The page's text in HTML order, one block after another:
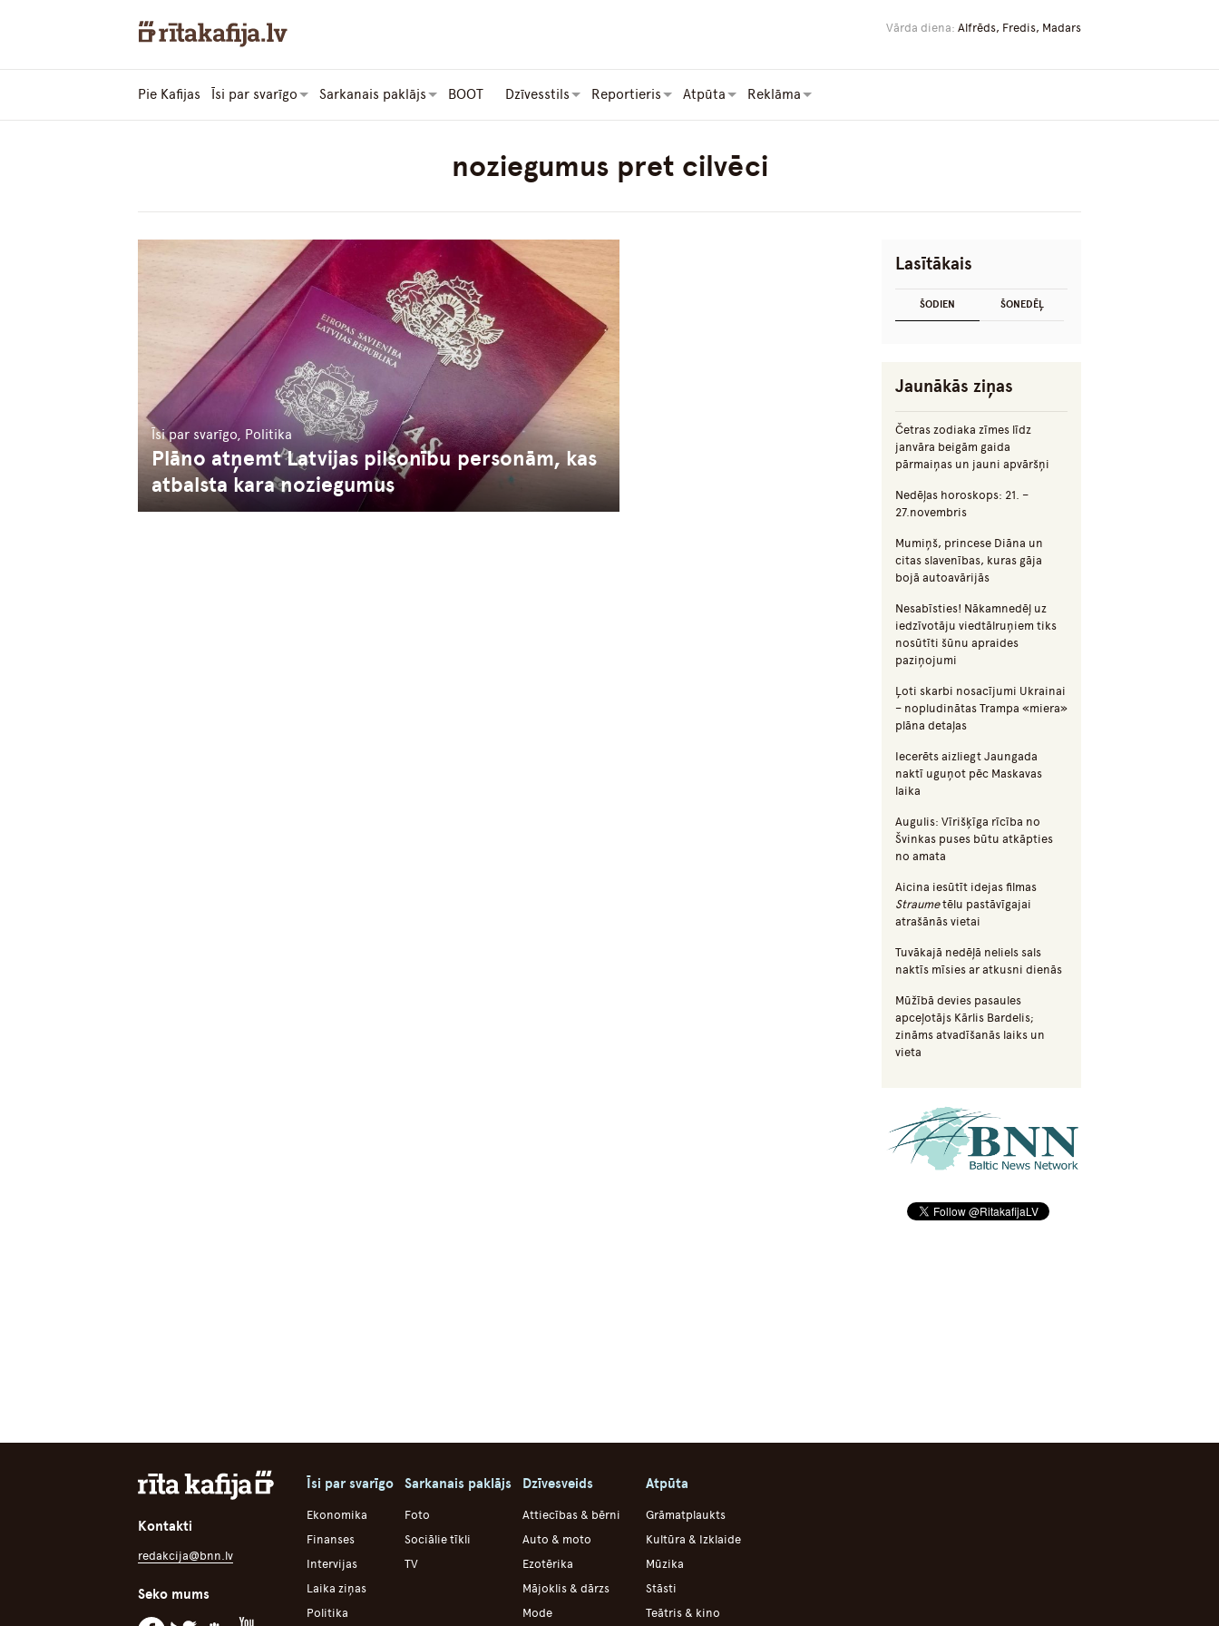
Vārda diena: Alfrēds, Fredis, Madars
Pie Kafijas Īsi par svarīgo Sarkanais paklājs BOOT Dzīvesstils Reportieris Atpūta Reklāma
noziegumus pret cilvēci
Īsi par svarīgo, Politika
Plāno atņemt Latvijas pilsonību personām, kas
atbalsta kara noziegumus
Lasītākais
ŠODIEN ŠONEDĒĻ
Jaunākās ziņas
Četras zodiaka zīmes līdz
janvāra beigām gaida
pārmaiņas un jauni apvāršņi
Nedēļas horoskops: 21. –
27.novembris
Mumiņš, princese Diāna un
citas slavenības, kuras gāja
bojā autoavārijās
Nesabīsties! Nākamnedēļ uz
iedzīvotāju viedtālruņiem tiks
nosūtīti šūnu apraides
paziņojumi
Ļoti skarbi nosacījumi Ukrainai
– nopludinātas Trampa «miera»
plāna detaļas
Iecerēts aizliegt Jaungada
naktī uguņot pēc Maskavas
laika
Augulis: Vīrišķīga rīcība no
Švinkas puses būtu atkāpties
no amata
Aicina iesūtīt idejas filmas
Straumetēlu pastāvīgajai
atrašānās vietai
Tuvākajā nedēļā neliels sals
naktīs mīsies ar atkusni dienās
Mūžībā devies pasaules
apceļotājs Kārlis Bardelis;
zināms atvadīšanās laiks un
vieta
Kontakti
redakcija@bnn.lv
Seko mums
Īsi par svarīgo
Ekonomika
Finanses
Intervijas
Laika ziņas
Politika
Sarkanais paklājs
Foto
Sociālie tīkli
TV
Dzīvesveids
Attiecības & bērni
Auto & moto
Ezotērika
Mājoklis & dārzs
Mode
Atpūta
Grāmatplaukts
Kultūra & Izklaide
Mūzika
Stāsti
Teātris & kino